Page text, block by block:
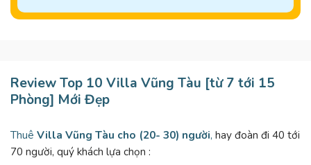
Review Top 10 Villa Vũng Tàu [từ 7 tới 15
Phòng] Mới Đẹp
Thuê Villa Vũng Tàu cho (20- 30) người, hay đoàn đi 40 tới
70 người, quý khách lựa chọn :